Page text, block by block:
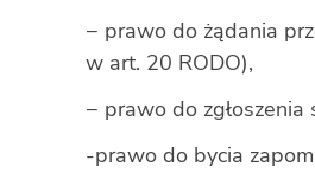
− prawo do żądania
w art. 20 RODO),
− prawo do
-prawo do bycia